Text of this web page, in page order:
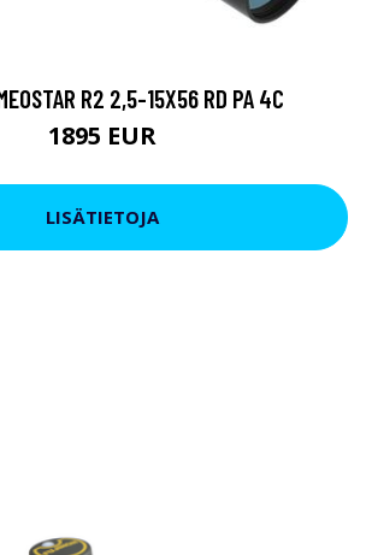
R2 2,5-15X56 RD PA 4C
1895 EUR
LISÄTIETOJA